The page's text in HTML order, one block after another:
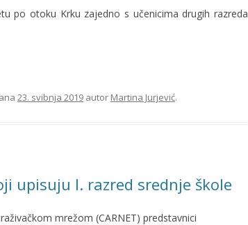
po otoku Krku zajedno s učenicima drugih razreda
23. svibnja 2019 autor Martina Jurjević.
upisuju I. razred srednje škole
mrežom (CARNET) predstavnici